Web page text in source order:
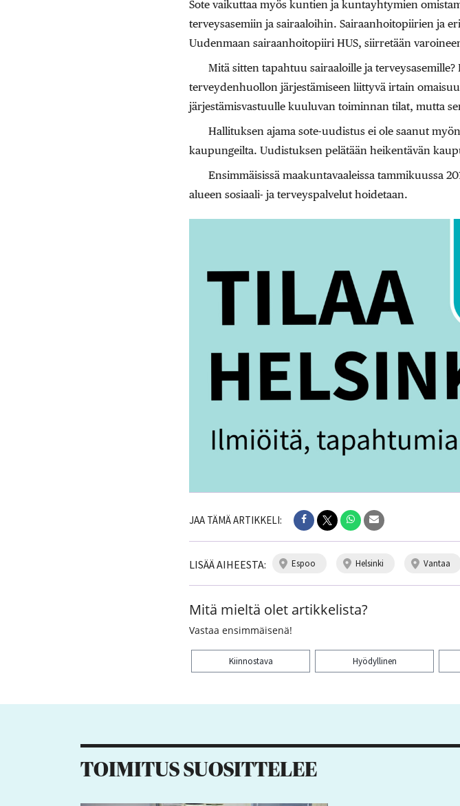
Sote vaikuttaa myös kuntien ja kuntayhtymien
terveysasemiin ja sairaaloihin. Sairaanhoitopiirien ja
Uudenmaan sairaanhoitopiiri HUS, siirretään
Mitä sitten tapahtuu sairaaloille ja
terveydenhuollon järjestämiseen liittyvä irtain
järjestämisvastuulle kuuluvan toiminnan tilat, mutta
Hallituksen ajama sote-uudistus ei ole saanut
kaupungeilta. Uudistuksen pelätään heikentävän
Ensimmäisissä maakuntavaaleissa tammikuussa
alueen sosiaali- ja terveyspalvelut hoidetaan.
JAA TÄMÄ ARTIKKELI:
LISÄÄ AIHEESTA: espoo helsinki vantaa
Mitä mieltä olet artikkelista?
Vastaa ensimmäisenä!
Kiinnostava Hyödyllinen
TOIMITUS SUOSITTELEE